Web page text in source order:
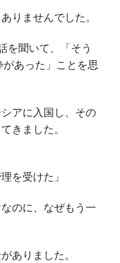
りませんでした。
を聞いて、「そう
があった」ことを思
アに入国し、その
きました。
を受けた」
のに、なぜもう一
ありました。